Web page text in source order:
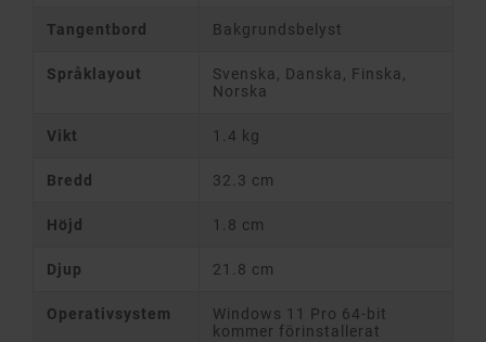
Tangentbord Bakgrundsbelyst
Språklayout
Svenska, Danska, Finska,
Norska
Vikt 1.4 kg
Bredd 32.3 cm
Höjd 1.8 cm
Djup 21.8 cm
Operativsystem
Windows 11 Pro 64-bit
kommer förinstallerat